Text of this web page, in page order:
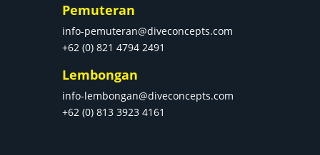
Pemuteran
info-pemuteran@diveconcepts.com
+62 (0) 821 4794 2491
Lembongan
info-lembongan@diveconcepts.com
+62 (0) 813 3923 4161